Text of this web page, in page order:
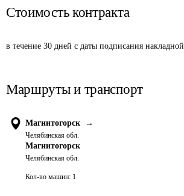
Стоимость контракта
в течение 30 дней с даты подписания накладной
Маршруты и транспорт
Магнитогорск →
Челябинская обл.
Магнитогорск
Челябинская обл.
Кол-во машин: 1